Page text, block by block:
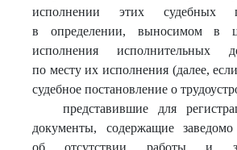
исполнении этих судебных
в определении, выносимом в
исполнения исполнительных
по месту их исполнения (далее,
судебное постановление о
представившие для
документы, содержащие
об отсутствии работы и